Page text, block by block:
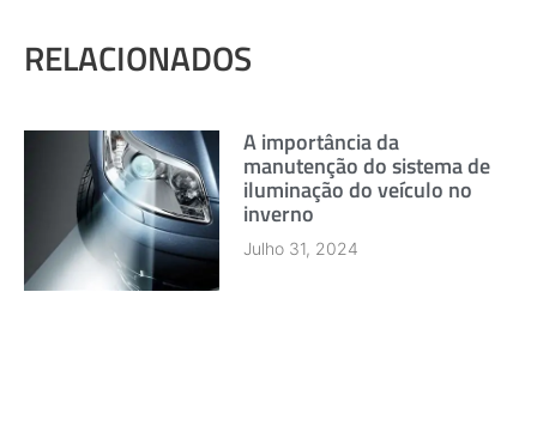
RELACIONADOS
A importância da
manutenção do sistema de
iluminação do veículo no
inverno
Julho 31, 2024